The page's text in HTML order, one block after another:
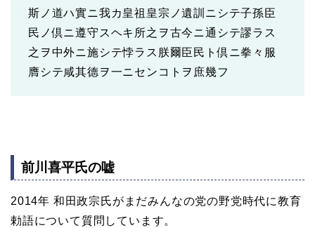
斯ノ道ハ實ニ我カ皇祖皇宗ノ遺訓ニシテ子孫臣
民ノ倶ニ遵守スヘキ所之ヲ古今ニ通シテ謬ラス
之ヲ中外ニ施シテ悖ラス朕爾臣民ト倶ニ拳々服
膺シテ咸其德ヲ一ニセンコトヲ庶幾フ
前川喜平氏の嘘
2014年 和田政宗氏がまだみんなの党の野党時代に教育
勅語について質問しています。